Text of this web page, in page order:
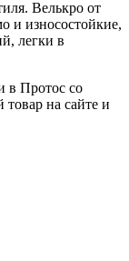
Велькро от
и износостойкие,
легки в
в Протос со
на сайте и